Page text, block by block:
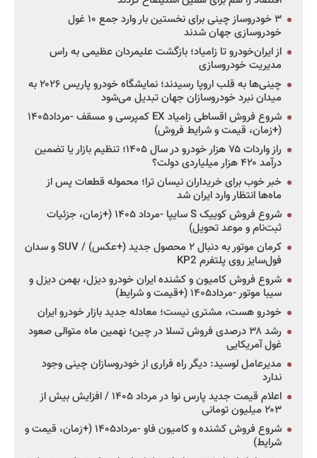
۳ خودروساز چینی برای نخستین بار وارد جمع ۱۰ غول
خودروسازی جهان شدند
از ایران‌خودرو تا زامیاد؛ بازگشت علیمردان عظیمی به راس
مدیریت خودروسازی
چینی‌ها به قلب اروپا رسیدند؛ نمایشگاه خودرو پاریس ۲۰۲۶ به
میدان نبرد خودروسازان جهان تبدیل می‌شود
شروع فروش اقساطی زامیاد EX کمپرسی و مسقف -مرداد۱۴۰۵
(+زمان، قیمت و شرایط فروش)
راز واردات ۷۵ هزار خودرو در سال ۱۴۰۵؛ تنظیم بازار یا تضمین
درآمد ۴۲۰ هزار میلیاردی دولت؟
خبر خوب برای خریداران نیسان ترا؛ محموله قطعات پس از
ماه‌ها انتظار وارد ایران شد
شروع فروش کوییک S سایپا -مرداد ۱۴۰۵ (+زمان، جزئیات
ثبت‌نام و موعد تحویل)
کرمان موتور به دنبال ۲ محصول جدید (+عکس) / SUV و سدان
فول‌سایز روی پلتفرم KP2
شروع فروش کامیون و کشنده ایران خودرو دیزل، بهمن دیزل و
سیبا موتور -مرداد۱۴۰۵ (+قیمت و شرایط)
خودرو هست، مشتری نیست؛ معادله جدید بازار خودرو ایران
رشد ۳۸ درصدی فروش تسلا در چین؛ نهمین ماه متوالی صعود
غول آمریکایی
مدیرعامل لوسید: دیگر راه فراری از خودروسازان چینی وجود
ندارد
اعلام قیمت جدید پارس نوا در مرداد ۱۴۰۵ / افزایش بیش از
۲۰۳ میلیون تومانی
شروع فروش کشنده و کامیون فاو -مرداد۱۴۰۵ (+زمان، قیمت و
شرایط)